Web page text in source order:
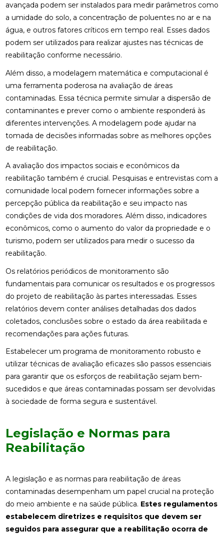
avançada podem ser instalados para medir parâmetros como
a umidade do solo, a concentração de poluentes no ar e na
água, e outros fatores críticos em tempo real. Esses dados
podem ser utilizados para realizar ajustes nas técnicas de
reabilitação conforme necessário.
Além disso, a modelagem matemática e computacional é
uma ferramenta poderosa na avaliação de áreas
contaminadas. Essa técnica permite simular a dispersão de
contaminantes e prever como o ambiente responderá às
diferentes intervenções. A modelagem pode ajudar na
tomada de decisões informadas sobre as melhores opções
de reabilitação.
A avaliação dos impactos sociais e econômicos da
reabilitação também é crucial. Pesquisas e entrevistas com a
comunidade local podem fornecer informações sobre a
percepção pública da reabilitação e seu impacto nas
condições de vida dos moradores. Além disso, indicadores
econômicos, como o aumento do valor da propriedade e o
turismo, podem ser utilizados para medir o sucesso da
reabilitação.
Os relatórios periódicos de monitoramento são
fundamentais para comunicar os resultados e os progressos
do projeto de reabilitação às partes interessadas. Esses
relatórios devem conter análises detalhadas dos dados
coletados, conclusões sobre o estado da área reabilitada e
recomendações para ações futuras.
Estabelecer um programa de monitoramento robusto e
utilizar técnicas de avaliação eficazes são passos essenciais
para garantir que os esforços de reabilitação sejam bem-
sucedidos e que áreas contaminadas possam ser devolvidas
à sociedade de forma segura e sustentável.
Legislação e Normas para
Reabilitação
A legislação e as normas para reabilitação de áreas
contaminadas desempenham um papel crucial na proteção
do meio ambiente e na saúde pública. Estes regulamentos
estabelecem diretrizes e requisitos que devem ser
seguidos para assegurar que a reabilitação ocorra de